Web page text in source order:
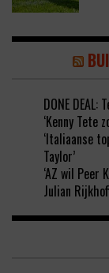
DONE
‘Kenny Tete
‘Italiaanse
Taylor’
‘AZ wil Peer
Julian